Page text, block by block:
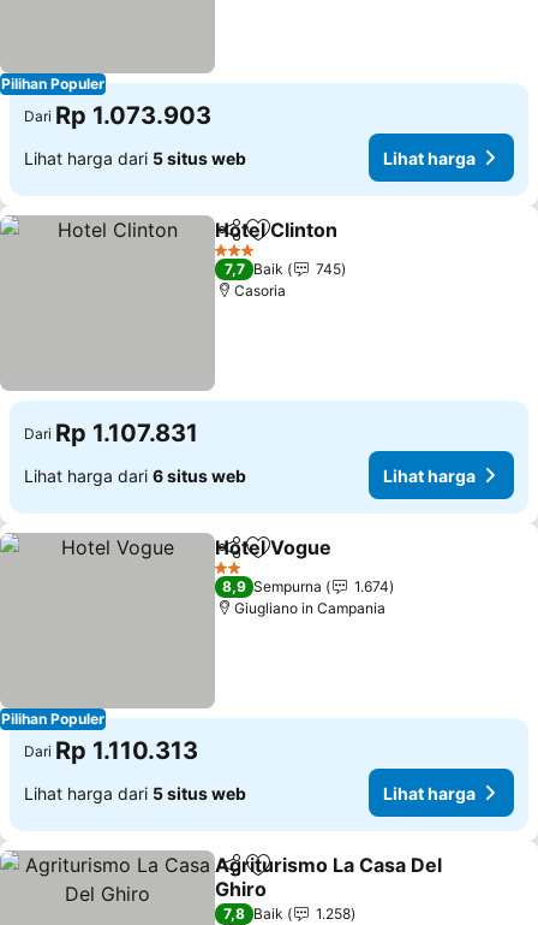
Pilihan Populer
Dari Rp 1.073.903
Lihat harga dari 5 situs web Lihat harga
BagikanTambahkan ke favorit
Hotel Clinton
3 Bintang
7,7 Baik
745
Casoria
Dari Rp 1.107.831
Lihat harga dari 6 situs web Lihat harga
Pilihan Populer
BagikanTambahkan ke favorit
Hotel Vogue
2 Bintang
8,9 Sempurna
1.674
Giugliano in Campania
Dari Rp 1.110.313
Lihat harga dari 5 situs web Lihat harga
BagikanTambahkan ke favorit
Agriturismo La Casa Del
Ghiro
7,8 Baik
1.258